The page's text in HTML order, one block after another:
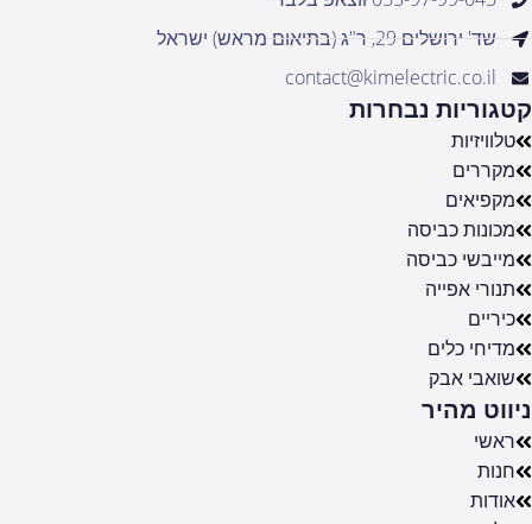
שד' ירושלים 29, ר"ג (בתיאום מראש) ישראל
contact@kimelectric.co.il
קטגוריות נבחרות
טלוויזיות
מקררים
מקפיאים
מכונות כביסה
מייבשי כביסה
תנורי אפייה
כיריים
מדיחי כלים
שואבי אבק
ניווט מהיר
ראשי
חנות
אודות